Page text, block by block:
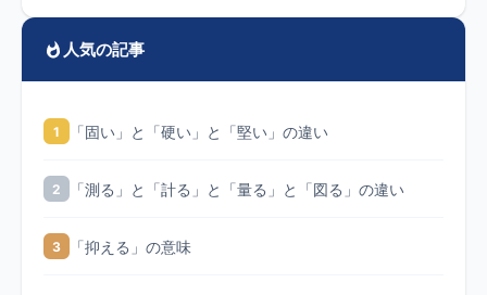
人気の記事
1 「固い」と「硬い」と「堅い」の違い
2 「測る」と「計る」と「量る」と「図る」の違い
3 「抑える」の意味